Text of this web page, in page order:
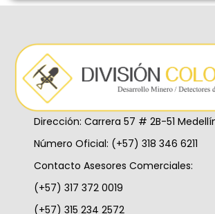
Dirección: Carrera 57 # 2B-51
Número Oficial: (+57) 318 346 6211
Contacto Asesores Comerciales:
(+57) 317 372 0019
(+57) 315 234 2572